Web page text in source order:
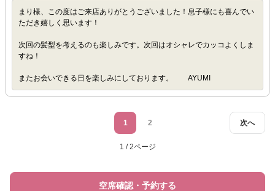
まり様、この度はご来店ありがとうございました！息子様にも喜んでい
ただき嬉しく思います！
次回の髪型を考えるのも楽しみです。次回はオシャレでカッコよくしま
すね！
またお会いできる日を楽しみにしております。 AYUMI
次へ
1 2
1 / 2ページ
空席確認・予約する